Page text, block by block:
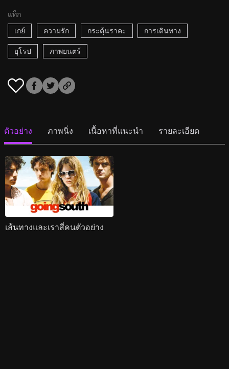
แท็ก
เกย์
ความรัก กระตุ้นราคะ การเดินทาง
ยุโรป ภาพยนตร์
ตัวอย่าง ภาพนิ่ง เนื้อหาที่แนะนำ รายละเอียด
เส้นทางและเราสี่คนตัวอย่าง